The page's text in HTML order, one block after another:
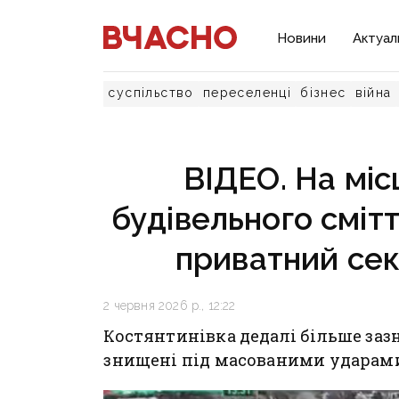
Новини
суспільство переселенці бізнес війна
ВІДЕО. На
будівельного
приватний
2 червня 2026 р., 12:22
Костянтинівка дедалі більше
знищені під масованими